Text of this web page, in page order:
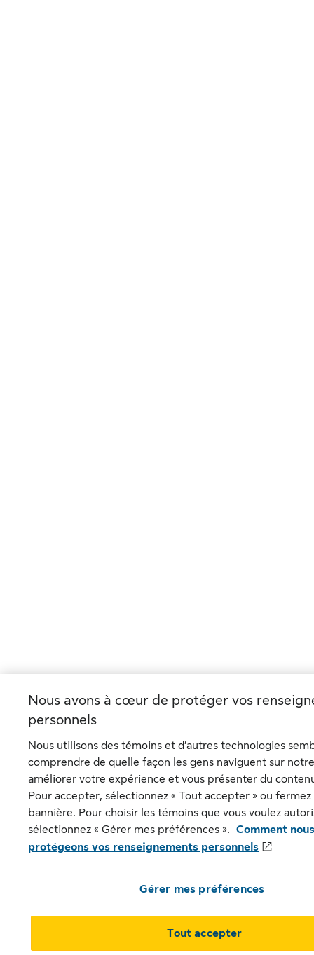
Nous avons à cœur de protéger vos
personnels
Nous utilisons des témoins et d’autres technologies
comprendre de quelle façon les gens naviguent sur
améliorer votre expérience et vous présenter du
Pour accepter, sélectionnez « Tout accepter » ou
bannière. Pour choisir les témoins que vous voulez
sélectionnez « Gérer mes préférences ». Comment nous
protégeons vos renseignements personnels
Gérer mes préférences
Tout accepter